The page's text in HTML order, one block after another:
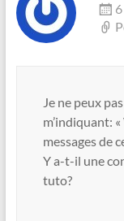
Je ne peux
m’indiquant:
messages de
Y a-t-il une
tuto?